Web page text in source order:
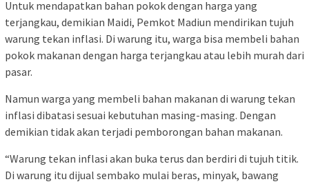
Untuk mendapatkan bahan pokok dengan harga yang
terjangkau, demikian Maidi, Pemkot Madiun mendirikan tujuh
warung tekan inflasi. Di warung itu, warga bisa membeli bahan
pokok makanan dengan harga terjangkau atau lebih murah dari
pasar.
Namun warga yang membeli bahan makanan di warung tekan
inflasi dibatasi sesuai kebutuhan masing-masing. Dengan
demikian tidak akan terjadi pemborongan bahan makanan.
“Warung tekan inflasi akan buka terus dan berdiri di tujuh titik.
Di warung itu dijual sembako mulai beras, minyak, bawang